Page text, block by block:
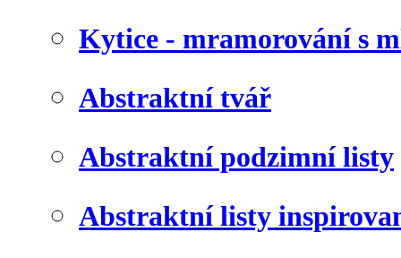
Kytice - mramorování s
Abstraktní tvář
Abstraktní podzimní listy
Abstraktní listy